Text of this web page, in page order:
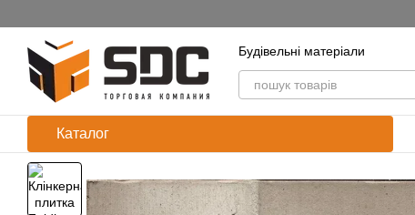
Будівельні матеріали
Каталог